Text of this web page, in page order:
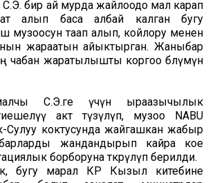
бир ай мурда жайлоодо мал карап
алып баса албай калган бугу
музоосун таап алып, койлору менен
жараатын айыктырган. Жаныбар
чабан жаратылышты коргоо бөлүмүнө
С.Э.ге үчүн ыраазычылык
акт түзүлүп, музоо NABU
Сулуу коктусунда жайгашкан жабыр
жандандырып кайра кое
борборуна өткөрүлүп берилди.
бугу марал КР Кызыл китебине